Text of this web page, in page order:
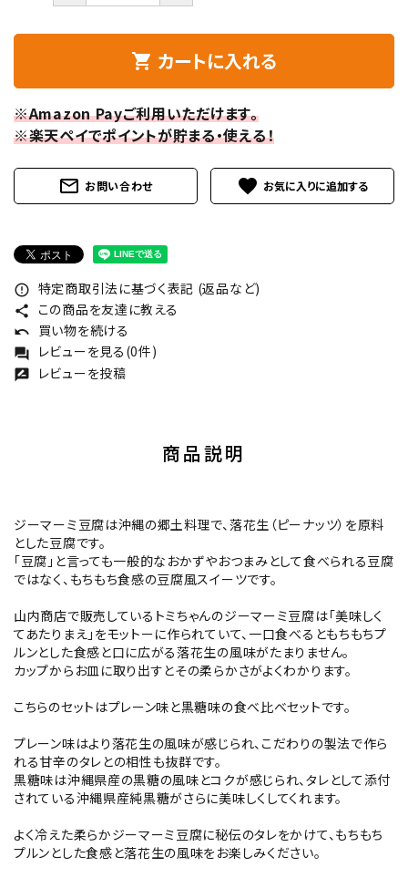
shopping_cart カートに入れる
※Amazon Payご利用いただけます。
※楽天ペイでポイントが貯まる・使える！
mail_outline お問い合わせ favorite
error_outline 特定商取引法に基づく表記 (返品など)
share この商品を友達に教える
undo 買い物を続ける
forum レビューを見る(0件)
rate_review レビューを投稿
商品説明
ジーマーミ豆腐は沖縄の郷土料理で、落花生（ピーナッツ）を原料
とした豆腐です。
「豆腐」と言っても一般的なおかずやおつまみとして食べられる豆腐
ではなく、もちもち食感の豆腐風スイーツです。
山内商店で販売しているトミちゃんのジーマーミ豆腐は「美味しく
てあたりまえ」をモットーに作られていて、一口食べるともちもちプ
ルンとした食感と口に広がる落花生の風味がたまりません。
カップからお皿に取り出すとその柔らかさがよくわかります。
こちらのセットはプレーン味と黒糖味の食べ比べセットです。
プレーン味はより落花生の風味が感じられ、こだわりの製法で作ら
れる甘辛のタレとの相性も抜群です。
黒糖味は沖縄県産の黒糖の風味とコクが感じられ、タレとして添付
されている沖縄県産純黒糖がさらに美味しくしてくれます。
よく冷えた柔らかジーマーミ豆腐に秘伝のタレをかけて、もちもち
プルンとした食感と落花生の風味をお楽しみください。